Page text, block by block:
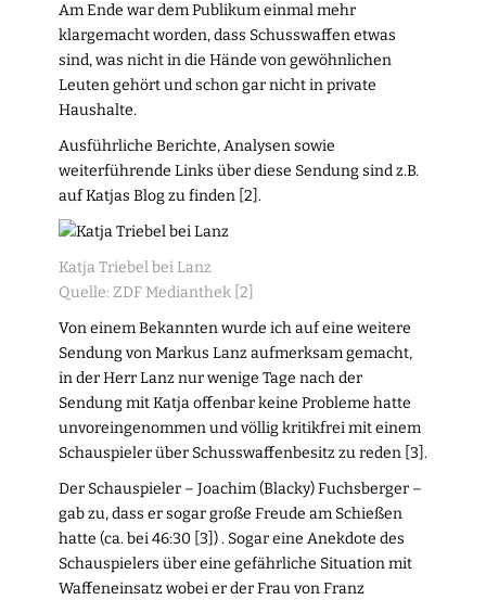
Am Ende war dem Publikum einmal mehr
klargemacht worden, dass Schusswaffen etwas
sind, was nicht in die Hände von gewöhnlichen
Leuten gehört und schon gar nicht in private
Haushalte.
Ausführliche Berichte, Analysen sowie
weiterführende Links über diese Sendung sind z.B.
auf Katjas Blog zu finden [2].
Katja Triebel bei Lanz
Quelle: ZDF Medianthek [2]
Von einem Bekannten wurde ich auf eine weitere
Sendung von Markus Lanz aufmerksam gemacht,
in der Herr Lanz nur wenige Tage nach der
Sendung mit Katja offenbar keine Probleme hatte
unvoreingenommen und völlig kritikfrei mit einem
Schauspieler über Schusswaffenbesitz zu reden [3].
Der Schauspieler – Joachim (Blacky) Fuchsberger –
gab zu, dass er sogar große Freude am Schießen
hatte (ca. bei 46:30 [3]) . Sogar eine Anekdote des
Schauspielers über eine gefährliche Situation mit
Waffeneinsatz wobei er der Frau von Franz